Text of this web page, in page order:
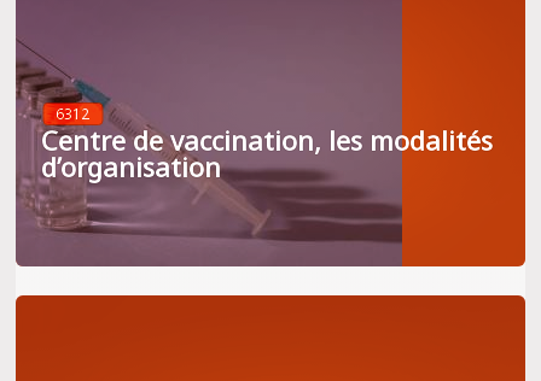
6312
Centre de vaccination, les modalités
d’organisation